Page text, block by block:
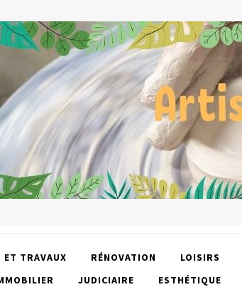
ET TRAVAUX RÉNOVATION LOISIRS
JUDICIAIRE ESTHÉTIQUE